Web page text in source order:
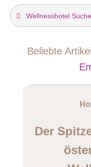
Wellnesshotel
Beliebte
Der